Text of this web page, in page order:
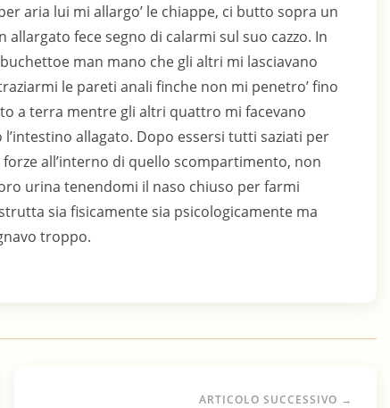
aria lui mi allargo’ le chiappe, ci butto sopra un
fece segno di calarmi sul suo cazzo. In
man mano che gli altri mi lasciavano
le pareti anali finche non mi penetro’ fino
a terra mentre gli altri quattro mi facevano
allagato. Dopo essersi tutti saziati per
all’interno di quello scompartimento, non
urina tenendomi il naso chiuso per farmi
sia fisicamente sia psicologicamente ma
troppo.
ARTICOLO SUCCESSIVO →